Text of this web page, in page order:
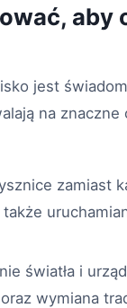
jest
na
zamiast
światła i
wymiana